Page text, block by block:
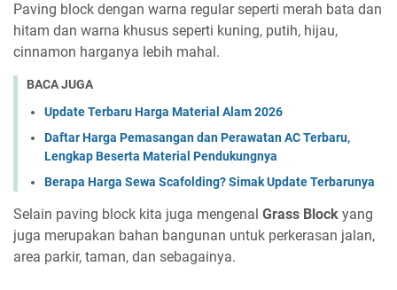
Paving block dengan warna regular seperti merah bata dan
hitam dan warna khusus seperti kuning, putih, hijau,
cinnamon harganya lebih mahal.
BACA JUGA
Update Terbaru Harga Material Alam 2026
Daftar Harga Pemasangan dan Perawatan AC Terbaru,
Lengkap Beserta Material Pendukungnya
Berapa Harga Sewa Scafolding? Simak Update Terbarunya
Selain paving block kita juga mengenal Grass Block yang
juga merupakan bahan bangunan untuk perkerasan jalan,
area parkir, taman, dan sebagainya.